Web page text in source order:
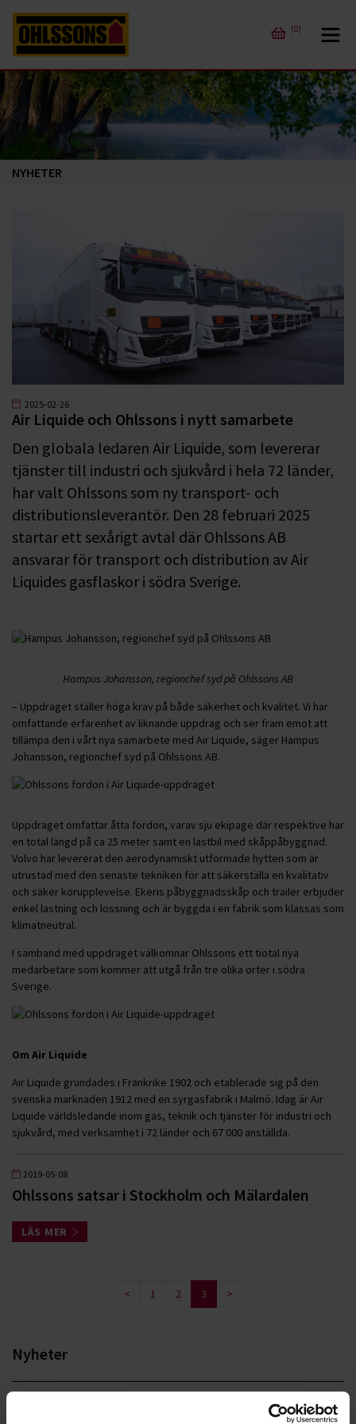
(0)
NYHETER
2025-02-26
Air Liquide och Ohlssons i nytt samarbete
Den globala ledaren Air Liquide, som levererar
tjänster till industri och sjukvård i hela 72 länder,
har valt Ohlssons som ny transport- och
distributionsleverantör. Den 28 februari 2025
startar ett sexårigt avtal där Ohlssons AB
ansvarar för transport och distribution av Air
Liquides gasflaskor i södra Sverige.
Hampus Johansson, regionchef syd på Ohlssons AB
– Uppdraget ställer höga krav på både säkerhet och kvalitet. Vi har
omfattande erfarenhet av liknande uppdrag och ser fram emot att
tillämpa den i vårt nya samarbete med Air Liquide, säger Hampus
Johansson, regionchef syd på Ohlssons AB.
Uppdraget omfattar åtta fordon, varav sju ekipage där respektive har
en total längd på ca 25 meter samt en lastbil med skåppåbyggnad.
Volvo har levererat den aerodynamiskt utformade hytten som är
utrustad med den senaste tekniken för att säkerställa en kvalitativ
och säker körupplevelse. Ekeris påbyggnadsskåp och trailer erbjuder
enkel lastning och lossning och är byggda i en fabrik som klassas som
klimatneutral.
I samband med uppdraget välkomnar Ohlssons ett tiotal nya
medarbetare som kommer att utgå från tre olika orter i södra
Sverige.
Om Air Liquide
Air Liquide grundades i Frankrike 1902 och etablerade sig på den
svenska marknaden 1912 med en syrgasfabrik i Malmö. Idag är Air
Liquide världsledande inom gas, teknik och tjänster för industri och
sjukvård, med verksamhet i 72 länder och 67 000 anställda.
2019-05-08
Ohlssons satsar i Stockholm och Mälardalen
LÄS MER
< 1 2 3 >
Nyheter